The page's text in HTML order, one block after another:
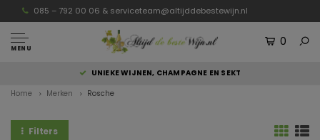
085 – 792 00 06 & serviceteam@altijddebestewijn.nl
MENU
0
UNIEKE WIJNEN, CHAMPAGNE EN SEKT
Home Merken Rosche
Filters